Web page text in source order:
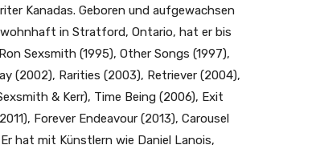
Kanadas. Geboren und aufgewachsen
wohnhaft in Stratford, Ontario, hat er bis
Sexsmith (1995), Other Songs (1997),
(2002), Rarities (2003), Retriever (2004),
& Kerr), Time Being (2006), Exit
Forever Endeavour (2013), Carousel
hat mit Künstlern wie Daniel Lanois,